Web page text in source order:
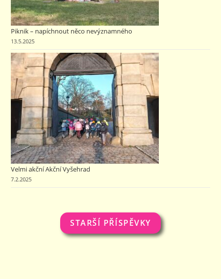
Piknik – napíchnout něco nevýznamného
13.5.2025
Velmi akční Akční Vyšehrad
7.2.2025
STARŠÍ PŘÍSPĚVKY